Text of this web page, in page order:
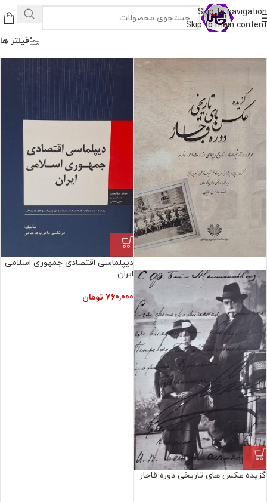
Skip to navigation
Skip to main content
فیلتر ها
گزیده عکس های تاریخی دوره قاجار
دیپلماسی اقتصادی جمهوری اسلامی
ایران
760,000 تومان